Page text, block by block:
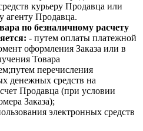
курьеру Продавца или
агенту Продавца.
по безналичному расчету
- путем оплаты платежной
оформления Заказа или в
Товара
перечисления
денежных средств на
Продавца (при условии
Заказа);
электронных средств